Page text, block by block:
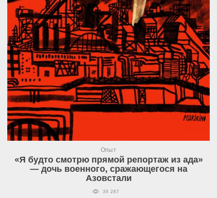
Опыт
«Я будто смотрю прямой репортаж из ада»
— дочь военного, сражающегося на
Азовстали
39 287